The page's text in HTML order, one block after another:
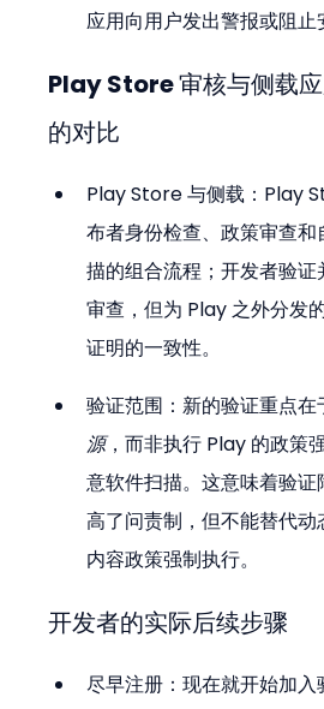
应用向用户发出警报或阻止
Play Store 审核与侧载
的对比
Play Store 与侧载：Play
布者身份检查、政策审查
描的组合流程；开发者验
审查，但为 Play 之外分发
证明的一致性。
验证范围：新的验证重点在
源，而非执行 Play 的政策
意软件扫描。这意味着验
高了问责制，但不能替代
内容政策强制执行。
开发者的实际后续步骤
尽早注册：现在就开始加